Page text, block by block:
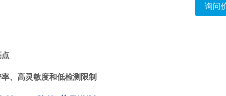
询问
、高灵敏度和低检测限制